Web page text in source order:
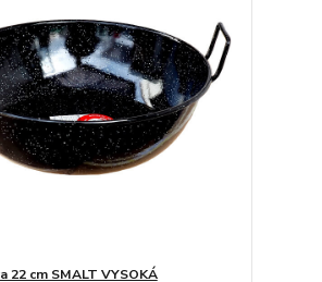
22 cm SMALT VYSOKÁ